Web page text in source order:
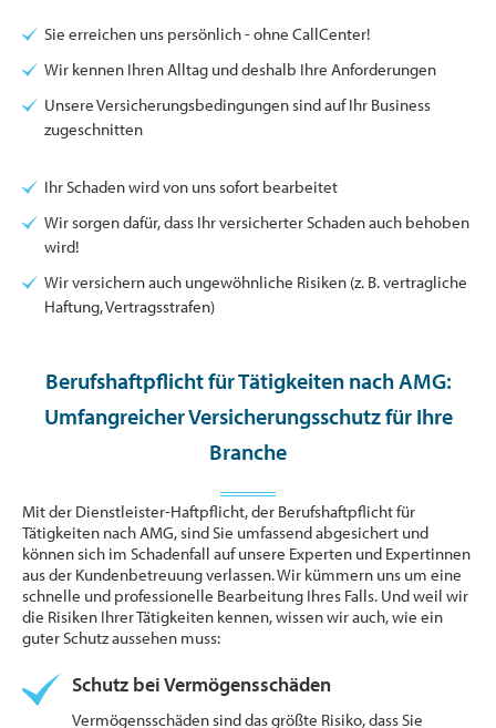
Sie erreichen uns persönlich - ohne CallCenter!
Wir kennen Ihren Alltag und deshalb Ihre Anforderungen
Unsere Versicherungsbedingungen sind auf Ihr Business
zugeschnitten
Ihr Schaden wird von uns sofort bearbeitet
Wir sorgen dafür, dass Ihr versicherter Schaden auch behoben
wird!
Wir versichern auch ungewöhnliche Risiken (z. B. vertragliche
Haftung, Vertragsstrafen)
Berufshaftpflicht für Tätigkeiten nach AMG:
Umfangreicher Versicherungsschutz für Ihre
Branche
Mit der Dienstleister-Haftpflicht, der Berufshaftpflicht für
Tätigkeiten nach AMG, sind Sie umfassend abgesichert und
können sich im Schadenfall auf unsere Experten und Expertinnen
aus der Kundenbetreuung verlassen. Wir kümmern uns um eine
schnelle und professionelle Bearbeitung Ihres Falls. Und weil wir
die Risiken Ihrer Tätigkeiten kennen, wissen wir auch, wie ein
guter Schutz aussehen muss:
Schutz bei Vermögensschäden
Vermögensschäden sind das größte Risiko, dass Sie